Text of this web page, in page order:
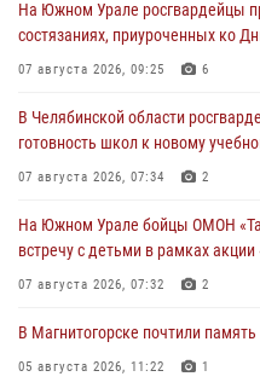
На Южном Урале росгвардейцы
состязаниях, приуроченных ко
07 августа 2026, 09:25 6
В Челябинской области
готовность школ к новому
07 августа 2026, 07:34 2
На Южном Урале бойцы ОМОН
встречу с детьми в рамках
07 августа 2026, 07:32 2
В Магнитогорске почтили
05 августа 2026, 11:22 1